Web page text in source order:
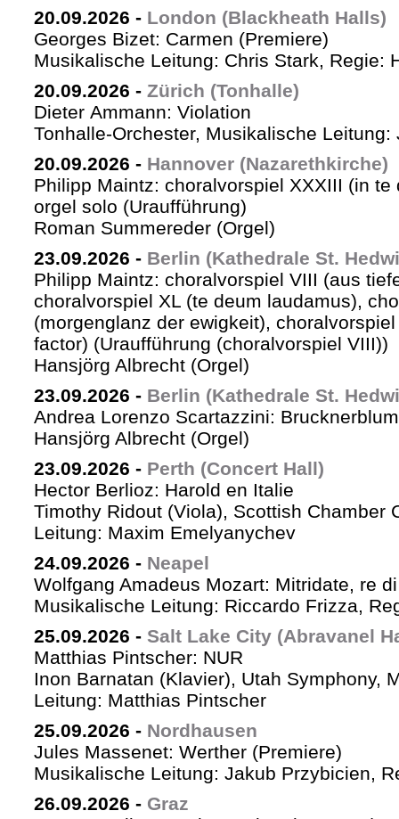
20.09.2026 - London (Blackheath Halls)
Georges Bizet: Carmen (Premiere)
Musikalische Leitung: Chris Stark, Regie:
20.09.2026 - Zürich (Tonhalle)
Dieter Ammann: Violation
Tonhalle-Orchester, Musikalische Leitung:
20.09.2026 - Hannover (Nazarethkirche)
Philipp Maintz: choralvorspiel XXXIII (in te
orgel solo (Uraufführung)
Roman Summereder (Orgel)
23.09.2026 - Berlin (Kathedrale St.
Philipp Maintz: choralvorspiel VIII (aus
choralvorspiel XL (te deum laudamus),
(morgenglanz der ewigkeit),
factor) (Uraufführung (choralvorspiel VIII))
Hansjörg Albrecht (Orgel)
23.09.2026 - Berlin (Kathedrale St.
Andrea Lorenzo Scartazzini:
Hansjörg Albrecht (Orgel)
23.09.2026 - Perth (Concert Hall)
Hector Berlioz: Harold en Italie
Timothy Ridout (Viola), Scottish Chamber
Leitung: Maxim Emelyanychev
24.09.2026 - Neapel
Wolfgang Amadeus Mozart: Mitridate, re
Musikalische Leitung: Riccardo Frizza,
25.09.2026 - Salt Lake City (Abravanel
Matthias Pintscher: NUR
Inon Barnatan (Klavier), Utah Symphony,
Leitung: Matthias Pintscher
25.09.2026 - Nordhausen
Jules Massenet: Werther (Premiere)
Musikalische Leitung: Jakub Przybicien,
26.09.2026 - Graz